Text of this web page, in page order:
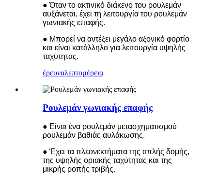
● Όταν το ακτινικό διάκενο του ρουλεμάν
αυξάνεται, έχει τη λειτουργία του ρουλεμάν
γωνιακής επαφής.
● Μπορεί να αντέξει μεγάλο αξονικό φορτίο
και είναι κατάλληλο για λειτουργία υψηλής
ταχύτητας.
έρευναλεπτομέρεια
Ρουλεμάν γωνιακής επαφής
● Είναι ένα ρουλεμάν μετασχηματισμού
ρουλεμάν βαθιάς αυλάκωσης.
● Έχει τα πλεονεκτήματα της απλής δομής,
της υψηλής οριακής ταχύτητας και της
μικρής ροπής τριβής.